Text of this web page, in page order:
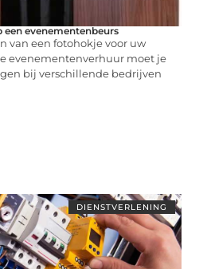
een evenementenbeurs
van een fotohokje voor uw
evenementenverhuur moet je
bij verschillende bedrijven
DIENSTVERLENING